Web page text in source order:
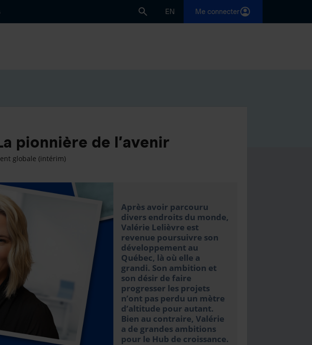
EN Me connecter
pionnière de l’avenir
globale (intérim)
Après avoir parcouru
divers endroits du monde,
Valérie Lelièvre est
revenue poursuivre son
développement au
Québec, là où elle a
grandi. Son ambition et
son désir de faire
progresser les projets
n’ont pas perdu un mètre
d’altitude pour autant.
Bien au contraire, Valérie
a de grandes ambitions
pour le Hub de croissance.